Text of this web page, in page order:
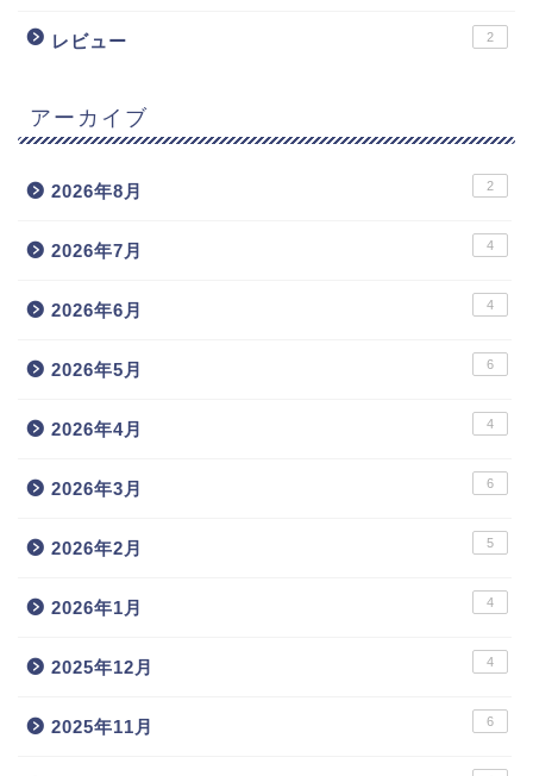
レビュー 2
アーカイブ
2026年8月 2
2026年7月 4
2026年6月 4
2026年5月 6
2026年4月 4
2026年3月 6
2026年2月 5
2026年1月 4
2025年12月 4
2025年11月 6